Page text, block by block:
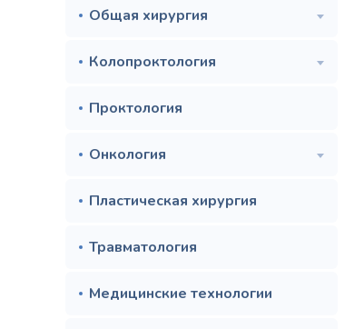
Общая хирургия
Колопроктология
Проктология
Онкология
Пластическая хирургия
Травматология
Медицинские технологии